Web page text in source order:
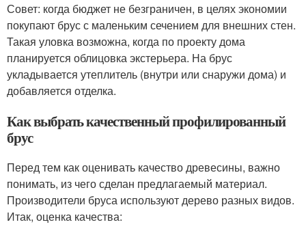
Совет: когда бюджет не безграничен, в целях экономии
покупают брус с маленьким сечением для внешних стен.
Такая уловка возможна, когда по проекту дома
планируется облицовка экстерьера. На брус
укладывается утеплитель (внутри или снаружи дома) и
добавляется отделка.
Как выбрать качественный профилированный
брус
Перед тем как оценивать качество древесины, важно
понимать, из чего сделан предлагаемый материал.
Производители бруса используют дерево разных видов.
Итак, оценка качества: